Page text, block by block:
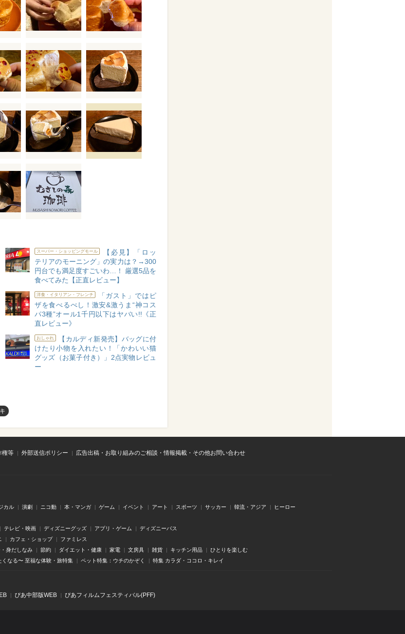
スーパー・ショッピングモール
【必見】「ロッ
テリアのモーニング」の実力は？→300
円台でも満足度すごいわ…！ 厳選5品を
食べてみた【正直レビュー】
洋食・イタリアン・フレンチ
「ガスト」ではピ
ザを食べるべし！激安&激うま“神コス
パ3種”オール1千円以下はヤバい!!《正
直レビュー》
おしゃれ
【カルディ新発売】バッグに付
けたり小物を入れたい！「かわいい猫
グッズ（お菓子付き）」2点実物レビュ
ー
権等 外部送信ポリシー
広告出稿・お取り組みのご相談・情報掲載・その他お問い合わせ
カル 演劇 ニコ動 本・マンガ ゲーム イベント アート スポーツ サッカー 韓流・アジア ヒーロー
テレビ・映画 ディズニーグッズ アプリ・ゲーム ディズニーパス
カフェ・ショップ ファミレス
身だしなみ 節約 ダイエット・健康 家電 文房具 雑貨 キッチン用品 ひとりを楽しむ
くなる〜 至福な体験・旅特集 ペット特集：ウチのかぞく 特集 カラダ・ココロ・キレイ
ぴあ中部版WEB ぴあフィルムフェスティバル(PFF)